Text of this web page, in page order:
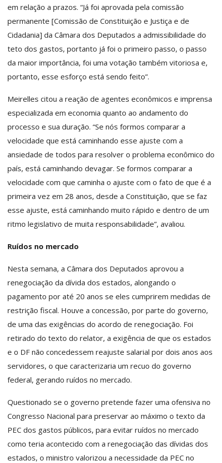
em relação a prazos. “Já foi aprovada pela comissão
permanente [Comissão de Constituição e Justiça e de
Cidadania] da Câmara dos Deputados a admissibilidade do
teto dos gastos, portanto já foi o primeiro passo, o passo
da maior importância, foi uma votação também vitoriosa e,
portanto, esse esforço está sendo feito”.
Meirelles citou a reação de agentes econômicos e imprensa
especializada em economia quanto ao andamento do
processo e sua duração. “Se nós formos comparar a
velocidade que está caminhando esse ajuste com a
ansiedade de todos para resolver o problema econômico do
país, está caminhando devagar. Se formos comparar a
velocidade com que caminha o ajuste com o fato de que é a
primeira vez em 28 anos, desde a Constituição, que se faz
esse ajuste, está caminhando muito rápido e dentro de um
ritmo legislativo de muita responsabilidade”, avaliou.
Ruídos no mercado
Nesta semana, a Câmara dos Deputados aprovou a
renegociação da dívida dos estados, alongando o
pagamento por até 20 anos se eles cumprirem medidas de
restrição fiscal. Houve a concessão, por parte do governo,
de uma das exigências do acordo de renegociação. Foi
retirado do texto do relator, a exigência de que os estados
e o DF não concedessem reajuste salarial por dois anos aos
servidores, o que caracterizaria um recuo do governo
federal, gerando ruídos no mercado.
Questionado se o governo pretende fazer uma ofensiva no
Congresso Nacional para preservar ao máximo o texto da
PEC dos gastos públicos, para evitar ruídos no mercado
como teria acontecido com a renegociação das dívidas dos
estados, o ministro valorizou a necessidade da PEC no